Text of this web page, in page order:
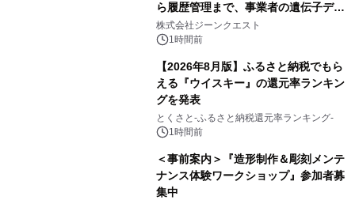
ら履歴管理まで、事業者の遺伝子デー
タ活用を支援
株式会社ジーンクエスト
1時間前
【2026年8月版】ふるさと納税でもら
える『ウイスキー』の還元率ランキン
グを発表
とくさと-ふるさと納税還元率ランキング-
1時間前
＜事前案内＞『造形制作＆彫刻メンテ
ナンス体験ワークショップ』参加者募
集中